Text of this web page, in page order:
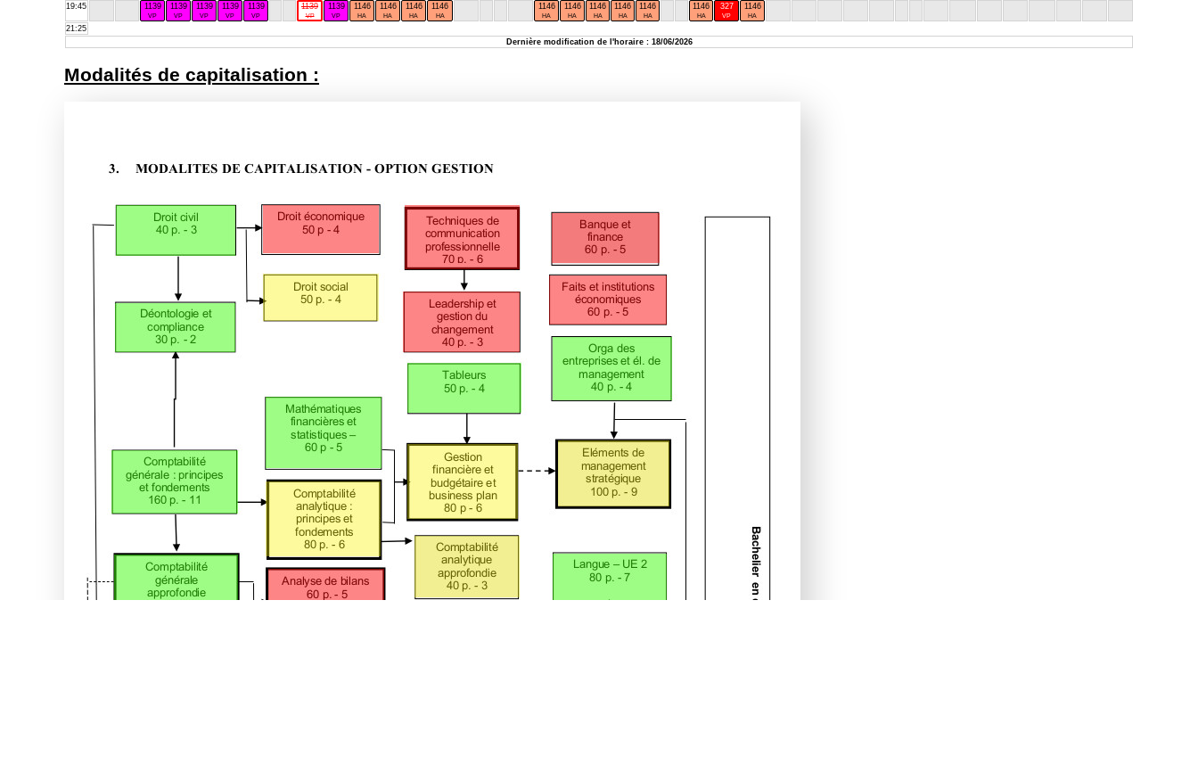
19:45 1139
VP
1139
VP
1139
VP
1139
VP
1139
VP
1139
VP
1139
VP
1146
HA
1146
HA
1146
HA
1146
HA
1146
HA
1146
HA
1146
HA
1146
HA
1146
HA
1146
HA
327
VP
1146
HA
21:25
Dernière modification de l'horaire : 18/06/2026
Modalités de capitalisation :